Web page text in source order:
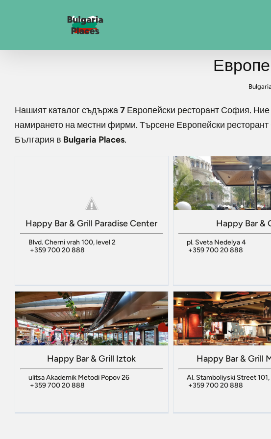
Нашият каталог съдържа7 Европейски ресторант София.
намирането на местни фирми. Търсене Европейски
България в Bulgaria Places.
Happy Bar & Grill Paradise Center
Blvd. Cherni vrah 100, level 2
+359 700 20 888
Happy Bar &
pl. Sveta Nedelya 4
+359 700 20 888
Happy Bar & Grill Iztok
ulitsa Akademik Metodi Popov 26
+359 700 20 888
Happy Bar & Grill
Al. Stamboliyski Street 101,
+359 700 20 888